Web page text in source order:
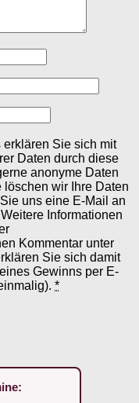
erklären Sie sich mit
Daten durch diese
anonyme Daten
wir Ihre Daten
uns eine E-Mail an
Informationen
Kommentar unter
Sie sich damit
Gewinns per E-
*